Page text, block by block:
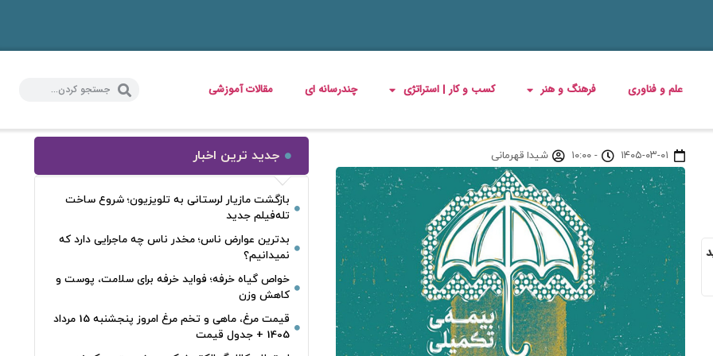
علم و فناوری فرهنگ و هنر کسب و کار | استراتژی چندرسانه ای مقالات آموزشی
۱۴۰۵-۰۳-۰۱ - ۱۰:۰۰ شیدا قهرمانی جدید ترین اخبار
بازگشت مازیار لرستانی به تلویزیون؛ شروع ساخت
تله‌فیلم جدید
بدترین عوارض ناس؛ مخدر ناس چه ماجرایی دارد که
نمیدانیم؟
خواص گیاه خرفه؛ فواید خرفه برای سلامت، پوست و
کاهش وزن
قیمت مرغ، ماهی و تخم مرغ امروز پنجشنبه 15 مرداد
1405 + جدول قیمت